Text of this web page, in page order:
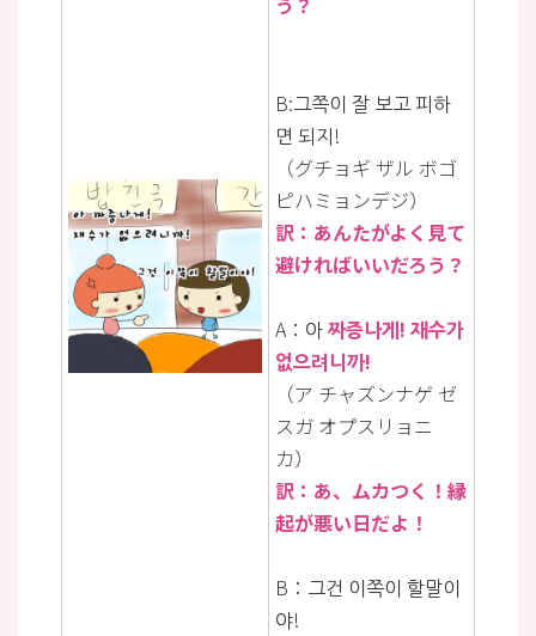
B:그쪽이 잘 보고 피하
면 되지!
（グチョギ ザル ボゴ
ピハミョンデジ）
訳：あんたがよく見て
避ければいいだろう？
A：아짜증나게! 재수가
없으려니까!
（ア チャズンナゲ ゼ
スガ オプスリョニ
カ）
訳：あ、ムカつく！縁
起が悪い日だよ！
B：그건 이쪽이 할말이
야!